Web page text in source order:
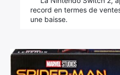
record en termes de
une baisse.